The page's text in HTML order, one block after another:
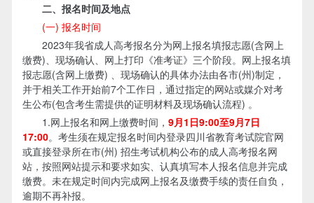
二、报名时间及地点
(一) 报名时间
2023年我省成人高考报名分为网上报名填报志愿(含网上
缴费)、现场确认、网上打印《准考证》三个阶段。网上报名填
报志愿(含网上缴费) 、现场确认的具体办法由各市(州)制定，
并于相关工作开始前7个工作日，通过指定的网站或媒介对考
生公布(包含考生需提供的证明材料及现场确认流程) 。
1.网上报名和网上缴费时间， 9月1日9:00至9月7日
17:00。考生须在规定报名时间内登录四川省教育考试院官网
或直接登录所在市(州) 招生考试机构公布的成人高考报名网
站，按照网站提示和要求如实、认真填写本人报名信息并完成
缴费。未在规定时间内完成网上报名及缴费手续的责任自负，
逾期不再补报。